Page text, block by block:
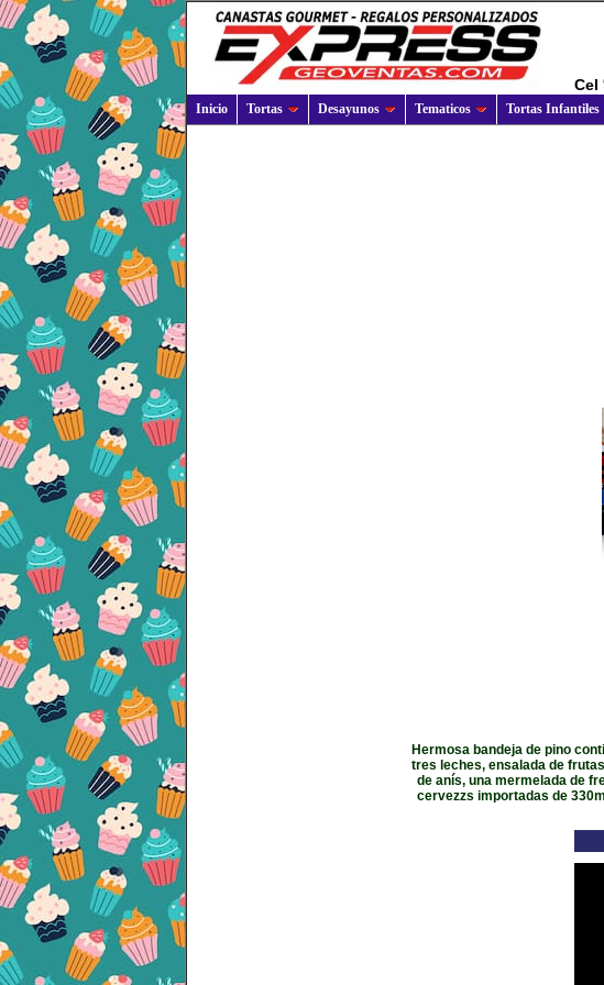
Cel
Inicio Tortas Desayunos Tematicos Tortas Infantiles
Hermosa bandeja de pino
tres leches, ensalada de
de anís, una mermelada de
cervezzs importadas de